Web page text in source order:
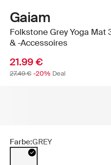
Gaiam
Folkstone Grey Yoga Mat
& -Accessoires
21.99 €
27.49 € -20% Deal
Farbe:GREY